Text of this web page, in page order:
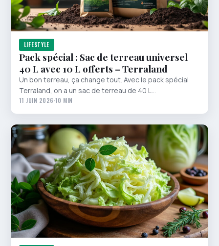
LIFESTYLE
Pack spécial : Sac de terreau universel
40 L avec 10 L offerts – Terraland
Un bon terreau, ça change tout. Avec le pack spécial
Terraland, on a un sac de terreau de 40 L…
11 JUIN 2026·10 MIN